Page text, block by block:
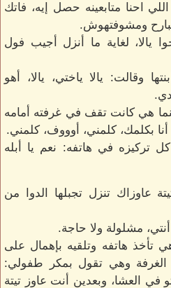
احنا متابعينه حصل إيه، فاتك
ومشوفتهوش.
يالا، لغاية ما أنزل أجيب فول
وقالت: يالا ياختي، يالا، أهو
هي كانت تقف في غرفته أمامه
بكلمك، كلمني، أوووف، كلمني.
تركيزه في هاتفه: نعم يا أبله
عاوزاك تنزل تجبلها الدوا من
مشلولة ولا حاجة.
تأخذ هاتفه وتلقيه بإهمال على
الغرفة وهي تقول بمكر طفولي:
في العشا، وبعدين أنت عاوز تيتة